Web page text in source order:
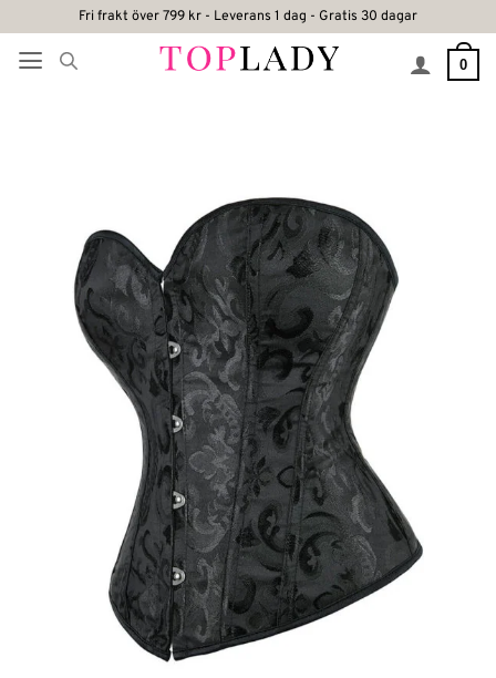
content
Fri frakt över 799 kr - Leverans 1 dag - Gratis 30 dagar
0